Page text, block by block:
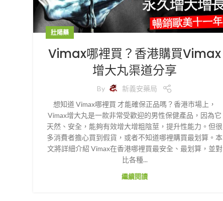
壯陽藥
Vimax哪裡買？香港購買Vimax
增大丸渠道分享
By
新義安藥局
想知道 Vimax哪裡買 才能確保正品嗎？香港市場上，
Vimax增大丸是一款非常受歡迎的男性保健產品，因為它
天然、安全，能夠有效增大增粗陰莖，提升性能力。但很
多消費者擔心買到假貨，或者不知道哪裡購買最划算。本
文將詳細介紹 Vimax在香港哪裡買最安全、最划算，並對
比各種...
繼續閱讀